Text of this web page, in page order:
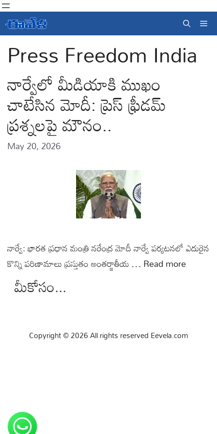
Skip
to
content
Press Freedom India
నార్వేలో మీడియాకి ముఖం
చాటేసిన మోదీ: ప్రెస్ ఫ్రీడమ్
ప్రశ్నలపై మౌనం..
May 20, 2026
నార్వే: భారత ప్రధాన మంత్రి నరేంద్ర మోదీ నార్వే పర్యటనలో ఎదురైన
కొన్ని పరిణామాలు ప్రస్తుతం అంతర్జాతీయ …Read more
మీకోసం...
Copyright © 2026 All rights reserved Eevela.com